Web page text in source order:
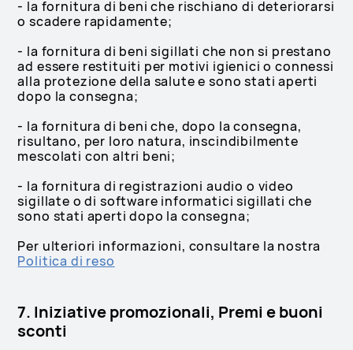
- la fornitura di beni che rischiano di deteriorarsi
o scadere rapidamente;
- la fornitura di beni sigillati che non si prestano
ad essere restituiti per motivi igienici o connessi
alla protezione della salute e sono stati aperti
dopo la consegna;
- la fornitura di beni che, dopo la consegna,
risultano, per loro natura, inscindibilmente
mescolati con altri beni;
- la fornitura di registrazioni audio o video
sigillate o di software informatici sigillati che
sono stati aperti dopo la consegna;
Per ulteriori informazioni, consultare la nostra
Politica di reso
7. Iniziative promozionali, Premi e buoni
sconti